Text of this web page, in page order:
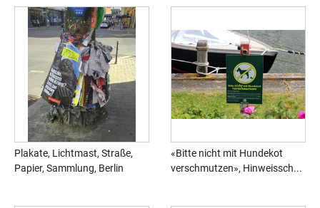
Plakate, Lichtmast, Straße,
Papier, Sammlung, Berlin
«Bitte nicht mit Hundekot
verschmutzen», Hinweissch...